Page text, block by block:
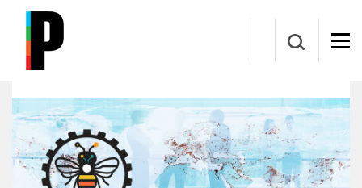
Aller au contenu principal
Chaire de recherche Jarislowsky/AtkinsRéalis en
gestion de projets internationaux